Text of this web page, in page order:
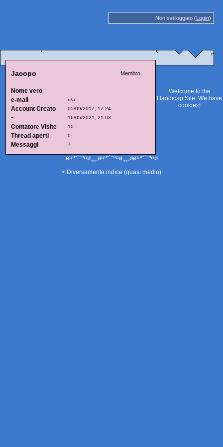
Non sei loggato (Login)
Jacopo Membro
Nome vero
e-mail
n/a
Account Creato 05/09/2017, 17:24
~ 16/05/2021, 21:03
Contatore Visite 10
Thread aperti 0
Messaggi 7
Welcome to the
Handicap Site. We have
cookies!
ø¤º°`°º¤ø,¸¸,ø¤º°`°º¤ø,¸¸,øø¤º°`°º¤ø
< Diversamente indice (quasi medio)